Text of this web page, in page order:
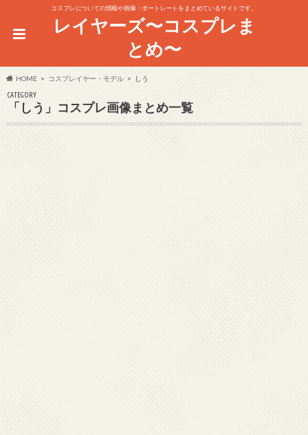
コスプレについての情報や画像・ポートレートをまとめているサイトです。
レイヤーズ〜コスプレま
とめ〜
HOME コスプレイヤー・モデル しう
CATEGORY
「しう」コスプレ画像まとめ一覧